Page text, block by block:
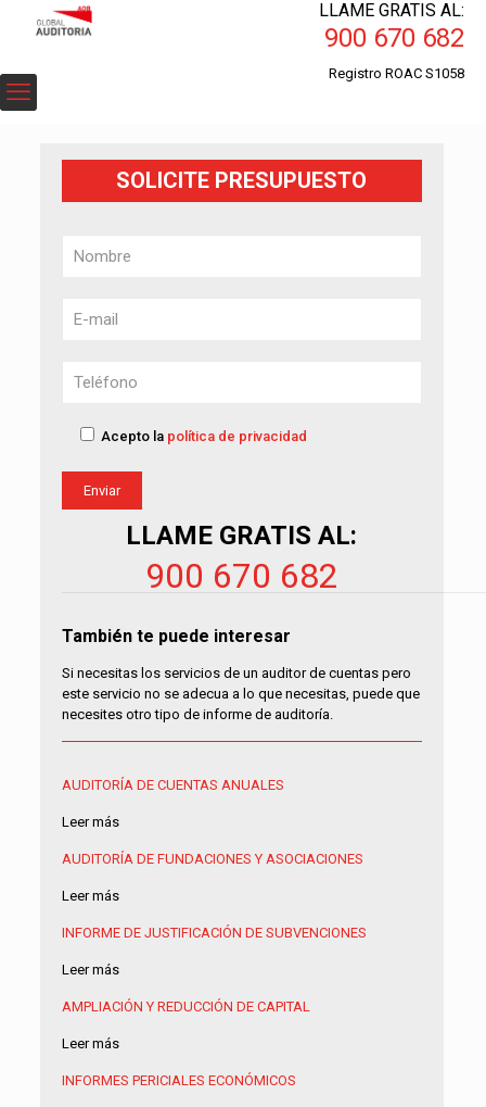
LLAME GRATIS AL:
900 670 682
Registro ROAC S1058
SOLICITE PRESUPUESTO
Acepto la política de privacidad
LLAME GRATIS AL:
900 670 682
También te puede interesar
Si necesitas los servicios de un auditor de cuentas pero
este servicio no se adecua a lo que necesitas, puede que
necesites otro tipo de informe de auditoría.
AUDITORÍA DE CUENTAS ANUALES
Leer más
AUDITORÍA DE FUNDACIONES Y ASOCIACIONES
Leer más
INFORME DE JUSTIFICACIÓN DE SUBVENCIONES
Leer más
AMPLIACIÓN Y REDUCCIÓN DE CAPITAL
Leer más
INFORMES PERICIALES ECONÓMICOS